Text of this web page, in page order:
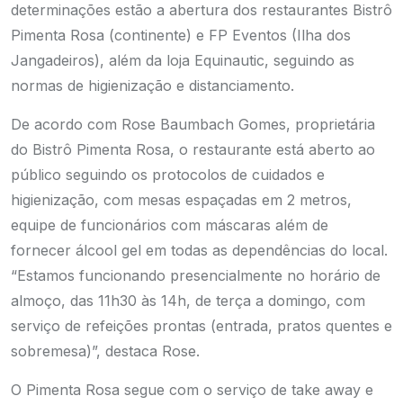
determinações estão a abertura dos restaurantes Bistrô
Pimenta Rosa (continente) e FP Eventos (Ilha dos
Jangadeiros), além da loja Equinautic, seguindo as
normas de higienização e distanciamento.
De acordo com Rose Baumbach Gomes, proprietária
do Bistrô Pimenta Rosa, o restaurante está aberto ao
público seguindo os protocolos de cuidados e
higienização, com mesas espaçadas em 2 metros,
equipe de funcionários com máscaras além de
fornecer álcool gel em todas as dependências do local.
“Estamos funcionando presencialmente no horário de
almoço, das 11h30 às 14h, de terça a domingo, com
serviço de refeições prontas (entrada, pratos quentes e
sobremesa)”, destaca Rose.
O Pimenta Rosa segue com o serviço de take away e